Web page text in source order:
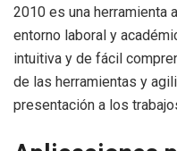
2010 es una herramienta
entorno laboral y
intuitiva y de fácil
de las herramientas y
presentación a los